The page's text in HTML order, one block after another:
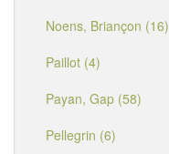
Noens, Briançon (16)
Paillot (4)
Payan, Gap (58)
Pellegrin (6)